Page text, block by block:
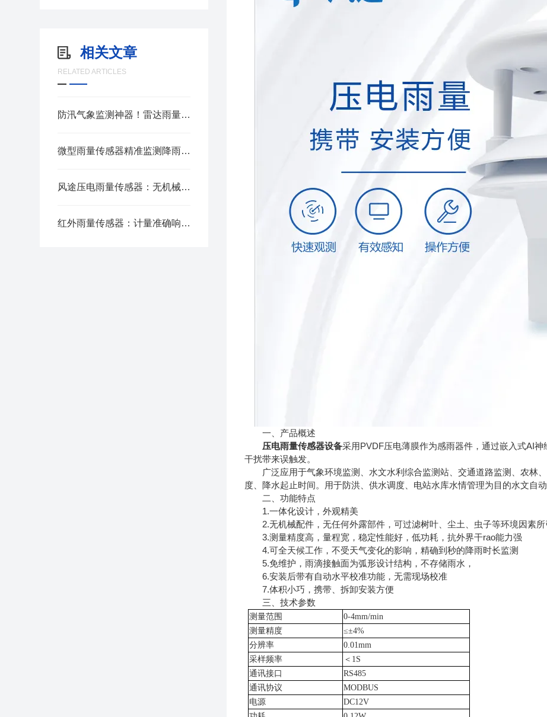
相关文章
RELATED ARTICLES
防汛气象监测神器！雷达雨量传感器，树叶遮挡不干扰，全天候精准监测降雨量
微型雨量传感器精准监测降雨 助力防汛抗旱水文气象实时数据采集
风途压电雨量传感器：无机械磨损免维护，适合野外恶劣环境长期使用
红外雨量传感器：计量准确响应灵敏 满足防汛气象水文监测需求
一、产品概述
压电雨量传感器设备采用PVDF压电薄膜作为感雨器件，通过嵌入式AI
干扰带来误触发。
广泛应用于气象环境监测、水文水利综合监测站、交通道路监测、农林、
度、降水起止时间。用于防洪、供水调度、电站水库水情管理为目的水文自
二、功能特点
1.一体化设计，外观精美
2.无机械配件，无任何外露部件，可过滤树叶、尘土、虫子等环境因素所
3.测量精度高，量程宽，稳定性能好，低功耗，抗外界干rao能力强
4.可全天候工作，不受天气变化的影响，精确到秒的降雨时长监测
5.免维护，雨滴接触面为弧形设计结构，不存储雨水，
6.安装后带有自动水平校准功能，无需现场校准
7.体积小巧，携带、拆卸安装方便
三、技术参数
测量范围
0-4mm/min
测量精度
≤±4%
分辨率
0.01mm
采样频率
＜ 1S
通讯接口
RS485
通讯协议
MODBUS
电源
DC12V